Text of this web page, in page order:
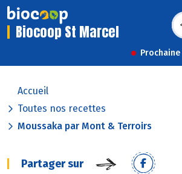
Biocoop St Marcel
Accueil
Toutes nos recettes
Moussaka par Mont & Terroirs
Partager sur